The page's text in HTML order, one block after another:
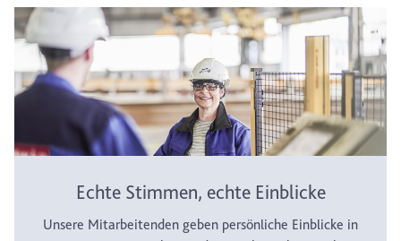
Echte Stimmen, echte Einblicke
Unsere Mitarbeitenden geben persönliche Einblicke in